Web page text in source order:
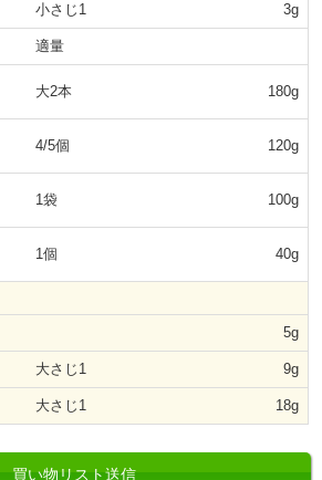
小さじ1 3g
適量
大2本 180g
4/5個 120g
1袋 100g
1個 40g
5g
大さじ1 9g
大さじ1 18g
買い物リスト送信